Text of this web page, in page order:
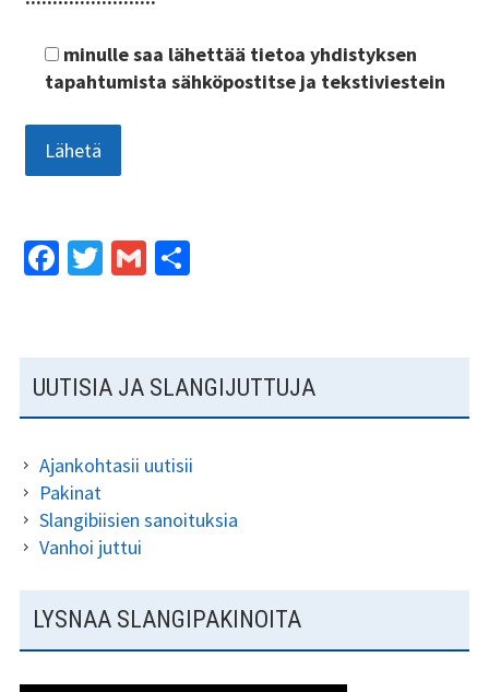
minulle saa lähettää tietoa yhdistyksen
tapahtumista sähköpostitse ja tekstiviestein
Fa
o
o
k
T
er
G
l
S
e
SIVUPALKKI
UUTISIA JA SLANGIJUTTUJA
Ajankohtasii uutisii
Pakinat
Slangibiisien sanoituksia
Vanhoi juttui
LYSNAA SLANGIPAKINOITA